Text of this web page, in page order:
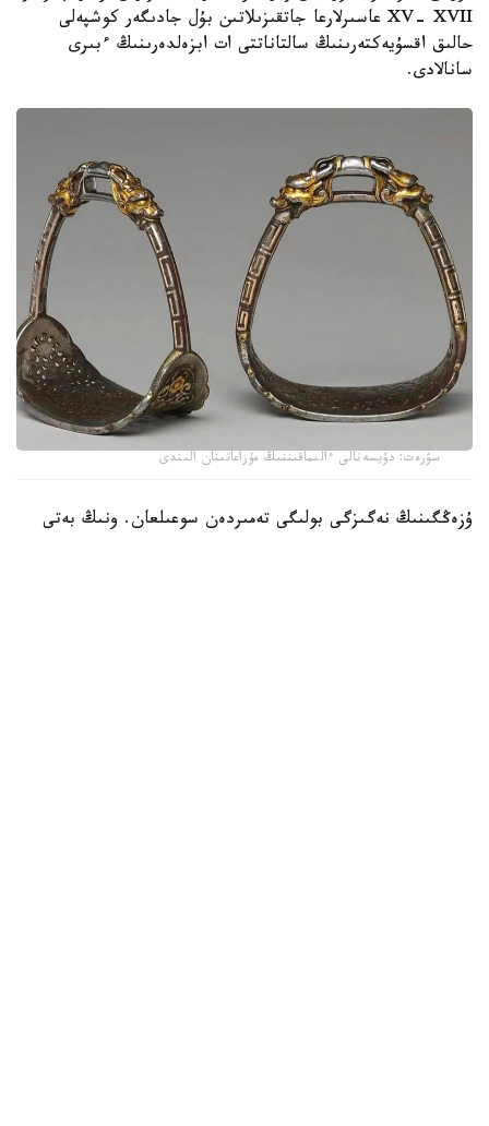
XV- XVII عاسىرلارعا جاتقىزىلاتىن بۇل جادىگەر كوشپەلى
حالىق اقسۇيەكتەرىنىڭ سالتاناتتى ات ابزەلدەرىنىڭ ءبىرى
سانالادى.
سۋرەت: دۇيسەنالى ءالىماقىننىڭ مۇراعاتىنان الىندى
ۇزەڭگىنىڭ نەگىزگى بولىگى تەمىردەن سوعىلعان. ونىڭ بەتى